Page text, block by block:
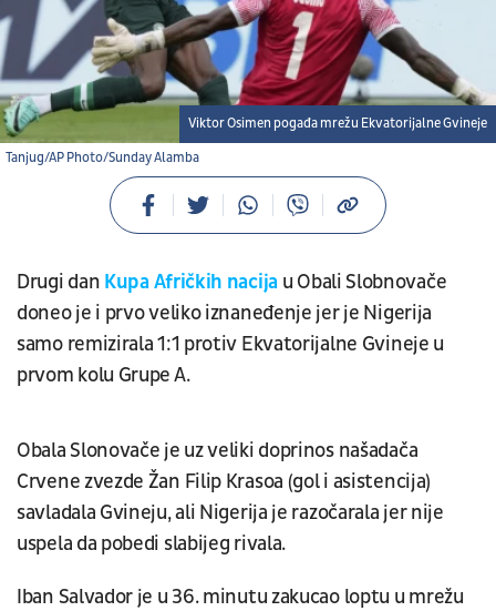
Tanjug/AP Photo/Sunday Alamba
Viktor Osimen pogađa mrežu Ekvatorijalne Gvineje
Drugi dan Kupa Afričkih nacija u Obali Slobnovače
doneo je i prvo veliko iznaneđenje jer je Nigerija
samo remizirala 1:1 protiv Ekvatorijalne Gvineje u
prvom kolu Grupe A.
Obala Slonovače je uz veliki doprinos našadača
Crvene zvezde Žan Filip Krasoa (gol i asistencija)
savladala Gvineju, ali Nigerija je razočarala jer nije
uspela da pobedi slabijeg rivala.
Iban Salvador je u 36. minutu zakucao loptu u mrežu